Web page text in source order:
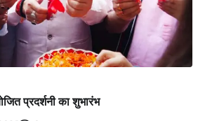
प्रदर्शनी का शुभारंभ